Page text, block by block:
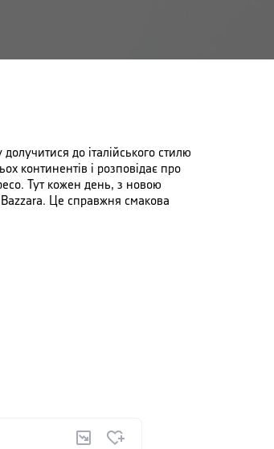
до італійського стилю
континентів і розповідає про
Тут кожен день, з новою
Це справжня смакова